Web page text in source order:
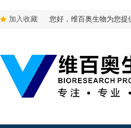
加入收藏 您好，维百奥生物为您提